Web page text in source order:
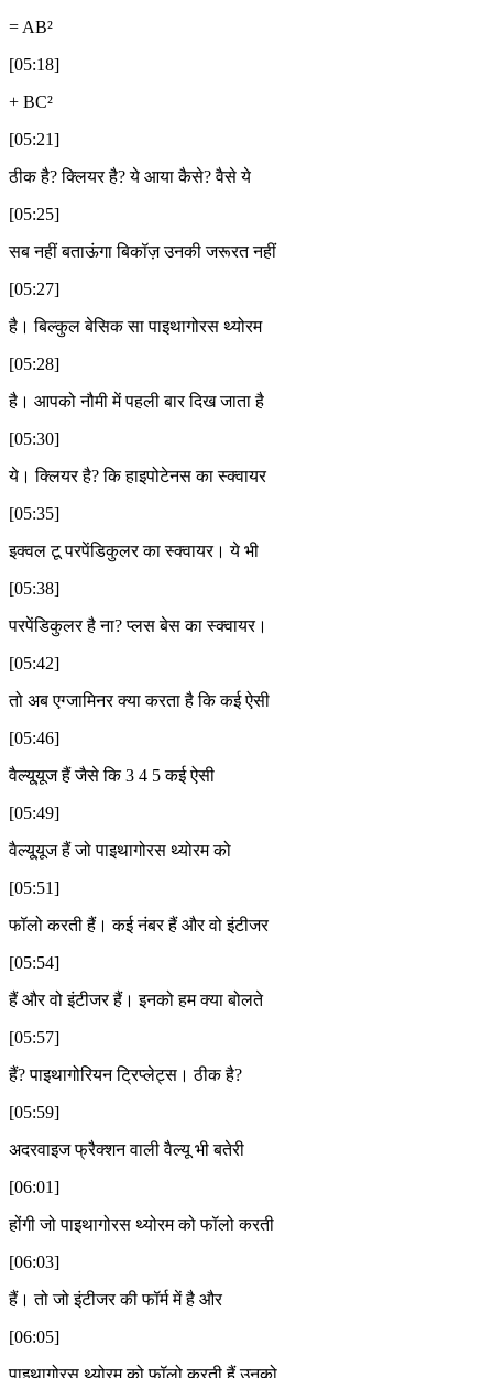
= AB²
[05:18]
+ BC²
[05:21]
ठीक है? क्लियर है? ये आया कैसे? वैसे ये
[05:25]
सब नहीं बताऊंगा बिकॉज़ उनकी जरूरत नहीं
[05:27]
है। बिल्कुल बेसिक सा पाइथागोरस थ्योरम
[05:28]
है। आपको नौमी में पहली बार दिख जाता है
[05:30]
ये। क्लियर है? कि हाइपोटेनस का स्क्वायर
[05:35]
इक्वल टू परपेंडिकुलर का स्क्वायर। ये भी
[05:38]
परपेंडिकुलर है ना? प्लस बेस का स्क्वायर।
[05:42]
तो अब एग्जामिनर क्या करता है कि कई ऐसी
[05:46]
वैल्यू्यूज हैं जैसे कि 3 4 5 कई ऐसी
[05:49]
वैल्यू्यूज हैं जो पाइथागोरस थ्योरम को
[05:51]
फॉलो करती हैं। कई नंबर हैं और वो इंटीजर
[05:54]
हैं और वो इंटीजर हैं। इनको हम क्या बोलते
[05:57]
हैं? पाइथागोरियन ट्रिप्लेट्स। ठीक है?
[05:59]
अदरवाइज फ्रैक्शन वाली वैल्यू भी बतेरी
[06:01]
होंगी जो पाइथागोरस थ्योरम को फॉलो करती
[06:03]
हैं। तो जो इंटीजर की फॉर्म में है और
[06:05]
पाइथागोरस थ्योरम को फॉलो करती हैं उनको